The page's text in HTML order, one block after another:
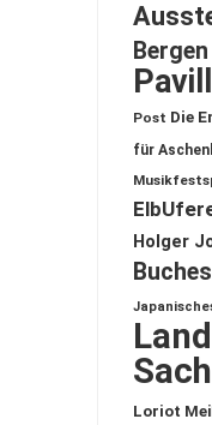
Bergen
Post Die
für
Holger
Buches
Loriot